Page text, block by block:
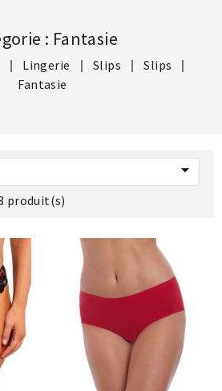
: Fantasie
Lingerie Slips
Slips
Fantasie

produit(s)